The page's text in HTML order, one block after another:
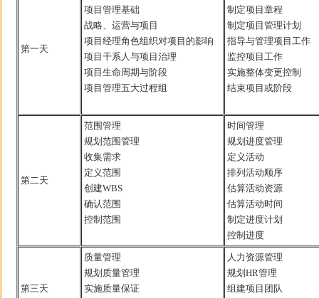
第一天
项目管理基础
战略、运营与项目
项目经理角色组织对项目的影响
项目干系人与项目治理
项目生命周期与阶段
项目管理五大过程组
制定项目章程
制定项目管理计划
指导与管理项目工作
监控项目工作
实施整体变更控制
结束项目或阶段
第二天
范围管理
规划范围管理
收集需求
定义范围
创建WBS
确认范围
控制范围
时间管理
规划进度管理
定义活动
排列活动顺序
估算活动资源
估算活动时间
制定进度计划
控制进度
第三天
质量管理
规划质量管理
实施质量保证
人力资源管理
规划HR管理
组建项目团队